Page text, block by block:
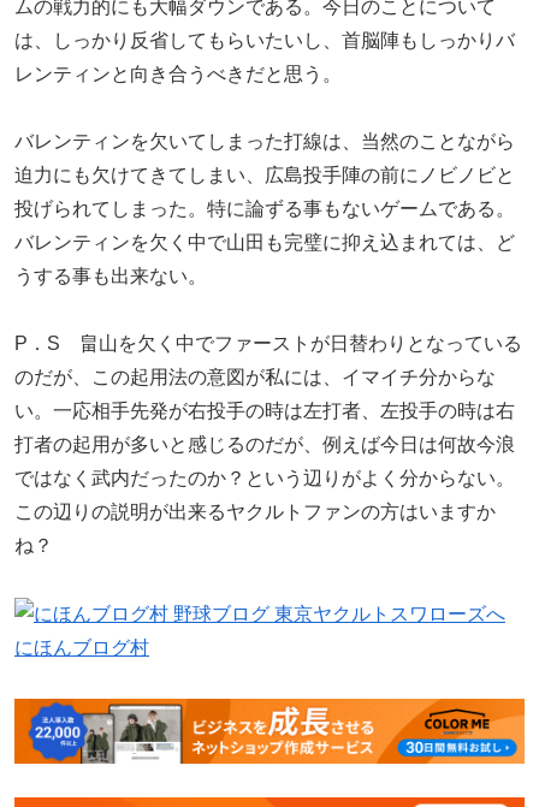
ムの戦力的にも大幅ダウンである。今日のことについて
は、しっかり反省してもらいたいし、首脳陣もしっかりバ
レンティンと向き合うべきだと思う。
バレンティンを欠いてしまった打線は、当然のことながら
迫力にも欠けてきてしまい、広島投手陣の前にノビノビと
投げられてしまった。特に論ずる事もないゲームである。
バレンティンを欠く中で山田も完璧に抑え込まれては、ど
うする事も出来ない。
P．S 畠山を欠く中でファーストが日替わりとなっている
のだが、この起用法の意図が私には、イマイチ分からな
い。一応相手先発が右投手の時は左打者、左投手の時は右
打者の起用が多いと感じるのだが、例えば今日は何故今浪
ではなく武内だったのか？という辺りがよく分からない。
この辺りの説明が出来るヤクルトファンの方はいますか
ね？
にほんブログ村